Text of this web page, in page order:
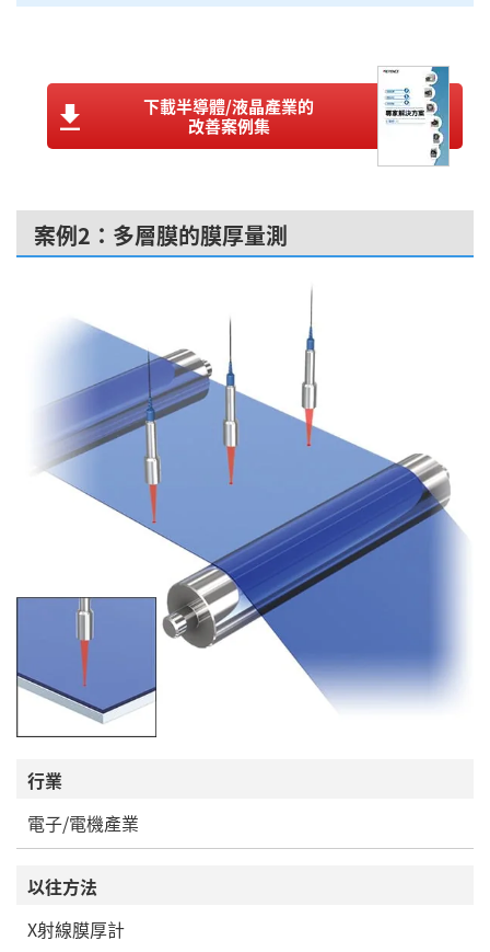
下載半導體/液晶產業的
改善案例集
案例2：多層膜的膜厚量測
行業
電子/電機產業
以往方法
X射線膜厚計